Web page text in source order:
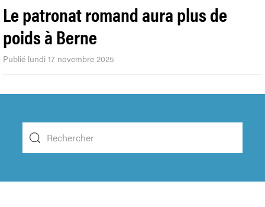
Le patronat romand aura plus de
poids à Berne
Publié lundi 17 novembre 2025